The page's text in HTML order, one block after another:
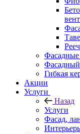
Фасадные
Фасадный
Гибкая
Акции
Услуги
Назад
Услуги
Фасад,